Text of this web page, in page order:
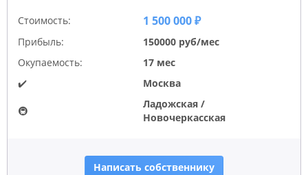
Стоимость: 1 500 000 ₽
Прибыль:
150000 руб/мес
Окупаемость:
17 мес
✔️
Москва
🚇
Ладожская /
Новочеркасская
Написать собственнику